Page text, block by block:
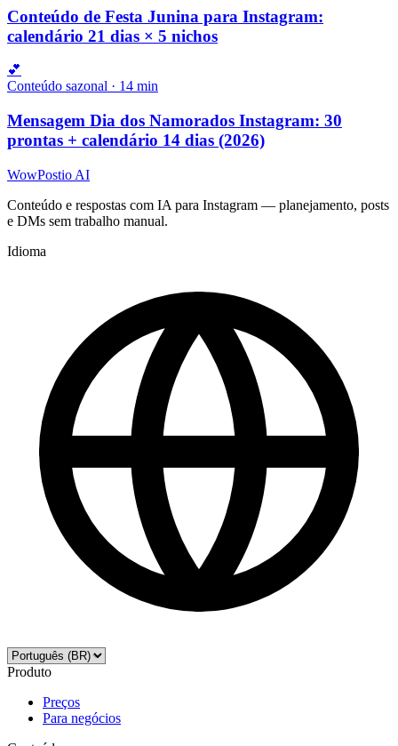
Conteúdo de Festa Junina para Instagram:
calendário 21 dias × 5 nichos
💕
Conteúdo sazonal · 14 min
Mensagem Dia dos Namorados Instagram: 30
prontas + calendário 14 dias (2026)
WowPostio AI
Conteúdo e respostas com IA para Instagram — planejamento, posts
e DMs sem trabalho manual.
Idioma
Produto
Preços
Para negócios